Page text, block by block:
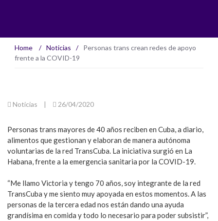
Home / Noticias /
Personas trans crean redes de apoyo
frente a la COVID-19
Noticias | 26/04/2020
Personas trans mayores de 40 años reciben en Cuba, a diario,
alimentos que gestionan y elaboran de manera autónoma
voluntarias de la red TransCuba. La iniciativa surgió en La
Habana, frente a la emergencia sanitaria por la COVID-19.
“Me llamo Victoria y tengo 70 años, soy integrante de la red
TransCuba y me siento muy apoyada en estos momentos. A las
personas de la tercera edad nos están dando una ayuda
grandísima en comida y todo lo necesario para poder subsistir”,